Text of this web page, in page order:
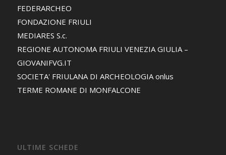
FEDERARCHEO
FONDAZIONE FRIULI
MEDIARES S.c.
REGIONE AUTONOMA FRIULI VENEZIA GIULIA –
GIOVANIFVG.IT
SOCIETA' FRIULANA DI ARCHEOLOGIA onlus
TERME ROMANE DI MONFALCONE
ULTIME SCHEDE